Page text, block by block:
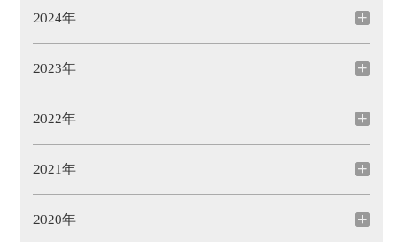
2024年
2023年
2022年
2021年
2020年